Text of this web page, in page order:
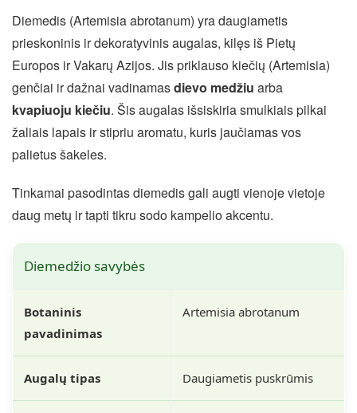
Diemedis (Artemisia abrotanum) yra daugiametis
prieskoninis ir dekoratyvinis augalas, kilęs iš Pietų
Europos ir Vakarų Azijos. Jis priklauso kiečių (Artemisia)
genčiai ir dažnai vadinamasdievo medžiu arba
kvapiuoju kiečiu. Šis augalas išsiskiria smulkiais pilkai
žaliais lapais ir stipriu aromatu, kuris jaučiamas vos
palietus šakeles.
Tinkamai pasodintas diemedis gali augti vienoje vietoje
daug metų ir tapti tikru sodo kampelio akcentu.
Diemedžio savybės
Botaninis
pavadinimas
Artemisia abrotanum
Augalų tipas Daugiametis puskrūmis